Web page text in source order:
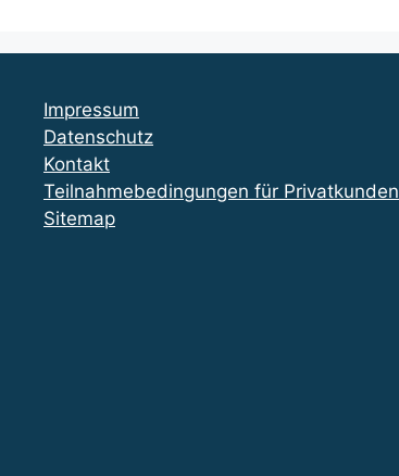
Impressum
Datenschutz
Kontakt
Teilnahmebedingungen für Privatkunden
Sitemap